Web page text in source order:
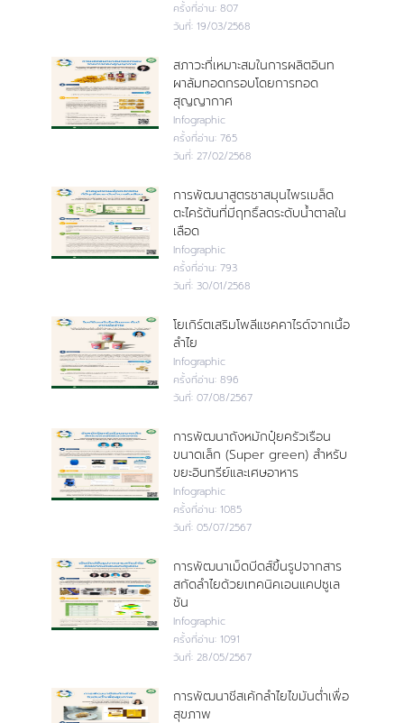
ครั้งที่อ่าน: 807
วันที่: 19/03/2568
สภาวะที่เหมาะสมในการผลิตอินท
ผาลัมทอดกรอบโดยการทอด
สุญญากาศ
Infographic
ครั้งที่อ่าน: 765
วันที่: 27/02/2568
การพัฒนาสูตรชาสมุนไพรเมล็ด
ตะไคร้ต้นที่มีฤทธิ์ลดระดับน้ำตาลใน
เลือด
Infographic
ครั้งที่อ่าน: 793
วันที่: 30/01/2568
โยเกิร์ตเสริมโพลีแซคคาไรด์จากเนื้อ
ลำไย
Infographic
ครั้งที่อ่าน: 896
วันที่: 07/08/2567
การพัฒนาถังหมักปุ๋ยครัวเรือน
ขนาดเล็ก (Super green) สำหรับ
ขยะอินทรีย์และเศษอาหาร
Infographic
ครั้งที่อ่าน: 1085
วันที่: 05/07/2567
การพัฒนาเม็ดบีดส์ขึ้นรูปจากสาร
สกัดลำไยด้วยเทคนิคเอนแคปซูเล
ชัน
Infographic
ครั้งที่อ่าน: 1091
วันที่: 28/05/2567
การพัฒนาชีสเค้กลำไยไขมันต่ำเพื่อ
สุขภาพ